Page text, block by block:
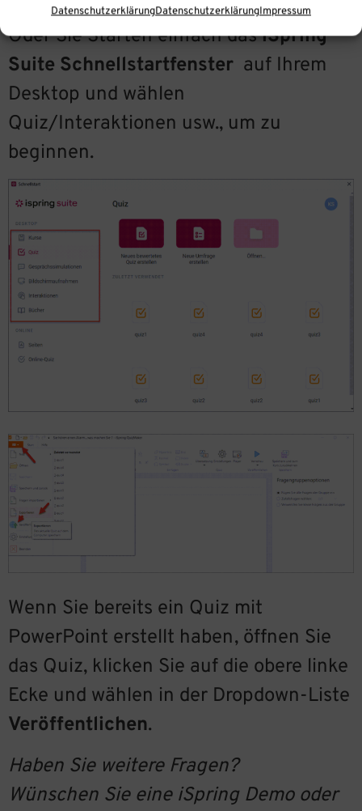
DatenschutzerklärungDatenschutzerklärungImpressum
Oder Sie Starten einfach dasiSpring
Suite Schnellstartfenster auf Ihrem
Desktop und wählen
Quiz/Interaktionen usw., um zu
beginnen.
Wenn Sie bereits ein Quiz mit
PowerPoint erstellt haben, öffnen Sie
das Quiz, klicken Sie auf die obere linke
Ecke und wählen in der Dropdown-Liste
Veröffentlichen.
Haben Sie weitere Fragen?
Wünschen Sie eine iSpring Demo oder